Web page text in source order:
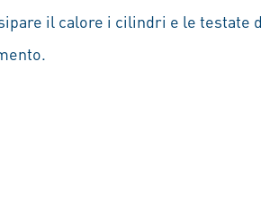
il calore i cilindri e le testate